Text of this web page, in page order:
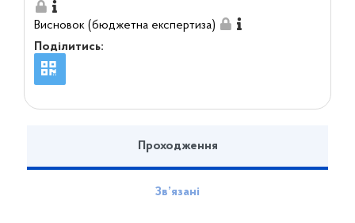
Висновок (бюджетна експертиза)
Поділитись:
Проходження
Зв’язані